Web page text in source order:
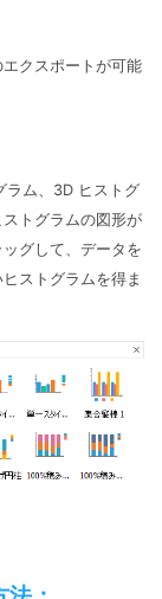
クスポートが可能
ラム、3D ヒストグ
トグラムの図形が
グして、データを
ストグラムを得ま